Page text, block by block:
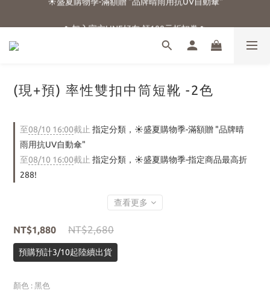
☁️加入官方LINE好友 領100元折扣卷☁️
⭐新朋友首購享優惠⭐
(現+預) 率性雙扣中筒短靴 -2色
至08/10 16:00截止 指定分類，☀️盛夏購物季-滿額贈 "品牌晴
雨用抗UV自動傘"
至08/10 16:00截止 指定分類，☀️盛夏購物季-指定商品最高折
288!
查看更多
NT$1,880 NT$2,680
預購預計3/10起陸續出貨
顏色 : 黑色